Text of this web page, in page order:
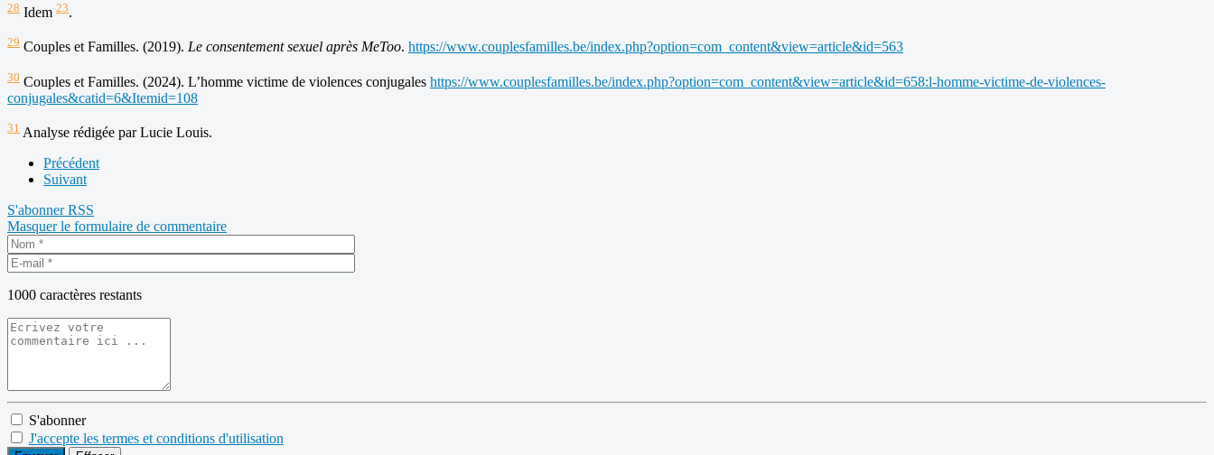
28 Idem 23.
29 Couples et Familles. (2019). Le consentement sexuel après MeToo. https://www.couplesfamilles.be/index.php?option=com_content&view=article&id=563
30 Couples et Familles. (2024). L’homme victime de violences conjugales https://www.couplesfamilles.be/index.php?option=com_content&view=article&id=658:l-homme-victime-de-violences-
conjugales&catid=6&Itemid=108
31 Analyse rédigée par Lucie Louis.
Précédent
Suivant
S'abonnerRSS
Masquer le formulaire de commentaire
1000 caractères restants
S'abonner
J'accepte les termes et conditions d'utilisation